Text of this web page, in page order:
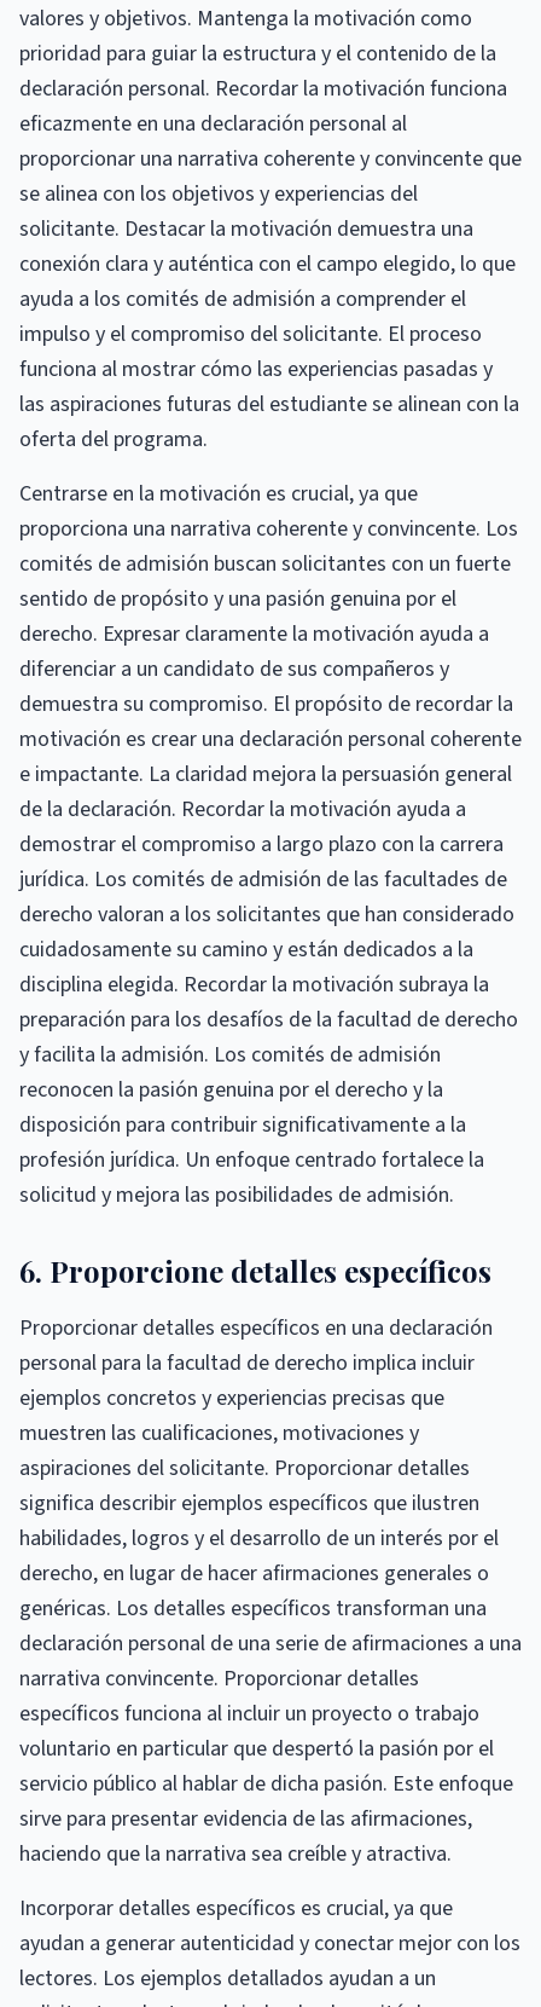
valores y objetivos. Mantenga la motivación como
prioridad para guiar la estructura y el contenido de la
declaración personal. Recordar la motivación funciona
eficazmente en una declaración personal al
proporcionar una narrativa coherente y convincente que
se alinea con los objetivos y experiencias del
solicitante. Destacar la motivación demuestra una
conexión clara y auténtica con el campo elegido, lo que
ayuda a los comités de admisión a comprender el
impulso y el compromiso del solicitante. El proceso
funciona al mostrar cómo las experiencias pasadas y
las aspiraciones futuras del estudiante se alinean con la
oferta del programa.
Centrarse en la motivación es crucial, ya que
proporciona una narrativa coherente y convincente. Los
comités de admisión buscan solicitantes con un fuerte
sentido de propósito y una pasión genuina por el
derecho. Expresar claramente la motivación ayuda a
diferenciar a un candidato de sus compañeros y
demuestra su compromiso. El propósito de recordar la
motivación es crear una declaración personal coherente
e impactante. La claridad mejora la persuasión general
de la declaración. Recordar la motivación ayuda a
demostrar el compromiso a largo plazo con la carrera
jurídica. Los comités de admisión de las facultades de
derecho valoran a los solicitantes que han considerado
cuidadosamente su camino y están dedicados a la
disciplina elegida. Recordar la motivación subraya la
preparación para los desafíos de la facultad de derecho
y facilita la admisión. Los comités de admisión
reconocen la pasión genuina por el derecho y la
disposición para contribuir significativamente a la
profesión jurídica. Un enfoque centrado fortalece la
solicitud y mejora las posibilidades de admisión.
6. Proporcione detalles específicos
Proporcionar detalles específicos en una declaración
personal para la facultad de derecho implica incluir
ejemplos concretos y experiencias precisas que
muestren las cualificaciones, motivaciones y
aspiraciones del solicitante. Proporcionar detalles
significa describir ejemplos específicos que ilustren
habilidades, logros y el desarrollo de un interés por el
derecho, en lugar de hacer afirmaciones generales o
genéricas. Los detalles específicos transforman una
declaración personal de una serie de afirmaciones a una
narrativa convincente. Proporcionar detalles
específicos funciona al incluir un proyecto o trabajo
voluntario en particular que despertó la pasión por el
servicio público al hablar de dicha pasión. Este enfoque
sirve para presentar evidencia de las afirmaciones,
haciendo que la narrativa sea creíble y atractiva.
Incorporar detalles específicos es crucial, ya que
ayudan a generar autenticidad y conectar mejor con los
lectores. Los ejemplos detallados ayudan a un